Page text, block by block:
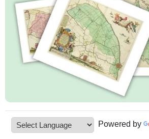
Powered by